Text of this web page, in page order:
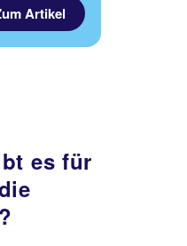
Artikel
es für